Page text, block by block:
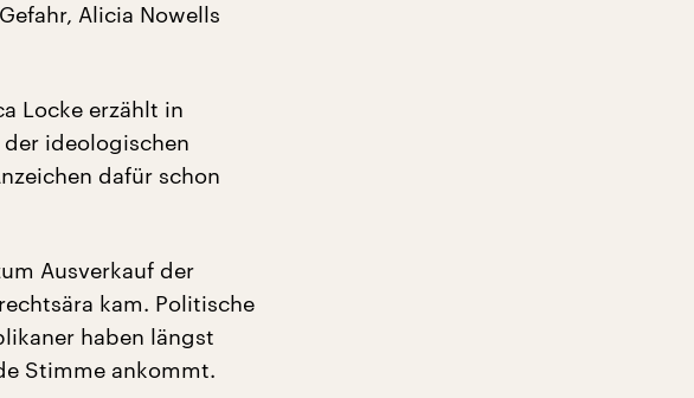
Alicia Nowells
Locke erzählt in
ideologischen
dafür schon
Ausverkauf der
kam. Politische
haben längst
Stimme ankommt.